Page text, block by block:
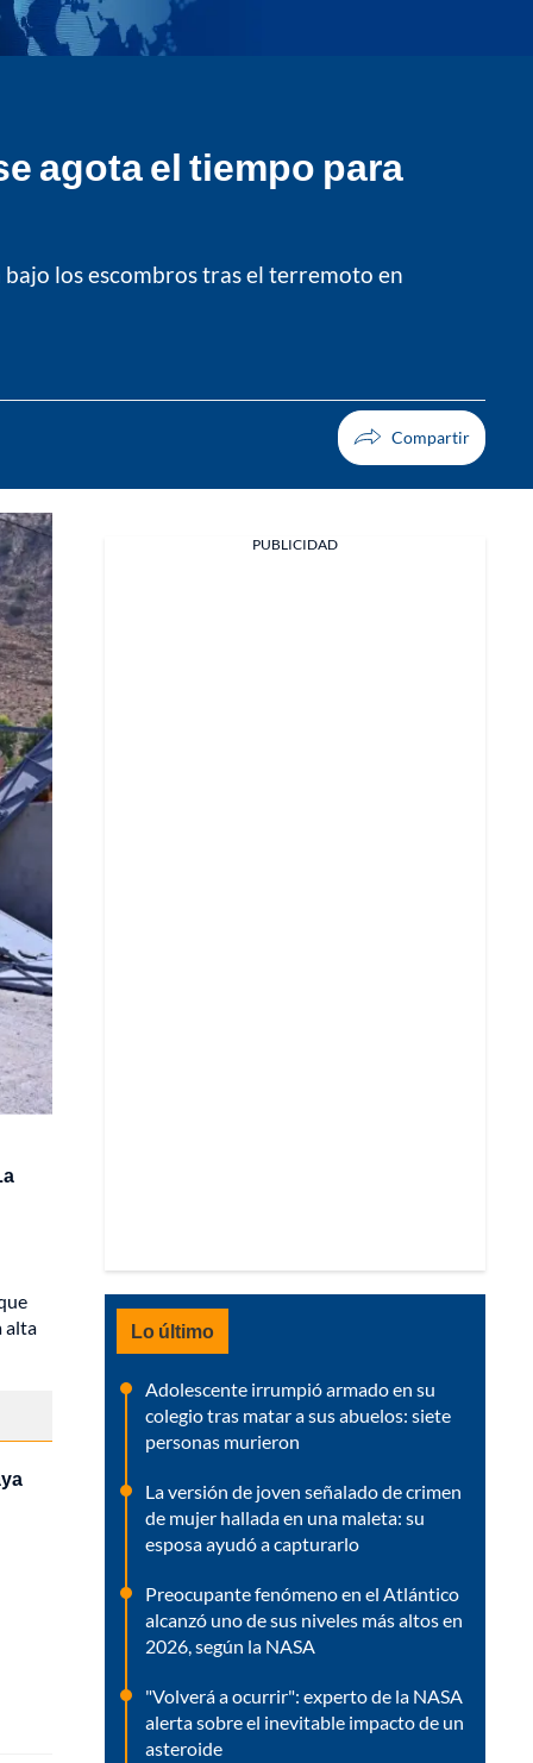
agota el tiempo para
los escombros tras el terremoto en
alta
PUBLICIDAD
Lo último
Adolescente irrumpió armado en su
colegio tras matar a sus abuelos: siete
personas murieron
La versión de joven señalado de crimen
de mujer hallada en una maleta: su
esposa ayudó a capturarlo
Preocupante fenómeno en el Atlántico
alcanzó uno de sus niveles más altos en
2026, según la NASA
"Volverá a ocurrir": experto de la NASA
alerta sobre el inevitable impacto de un
asteroide